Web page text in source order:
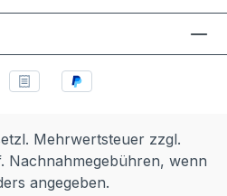
Mehrwertsteuer zzgl.
Nachnahmegebühren, wenn
angegeben.